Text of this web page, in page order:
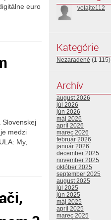
euro
Slovenskej
medzi
My,
volajte112
Kategórie
Nezaradené (1 115)
Archív
august 2026
júl 2026
jún 2026
máj 2026
apríl 2026
marec 2026
február 2026
január 2026
december 2025
november 2025
október 2025
september 2025
august 2025
júl 2025
jún 2025
máj 2025
apríl 2025
marec 2025